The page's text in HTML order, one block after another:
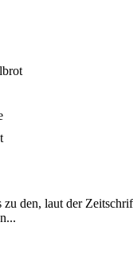
den, laut der